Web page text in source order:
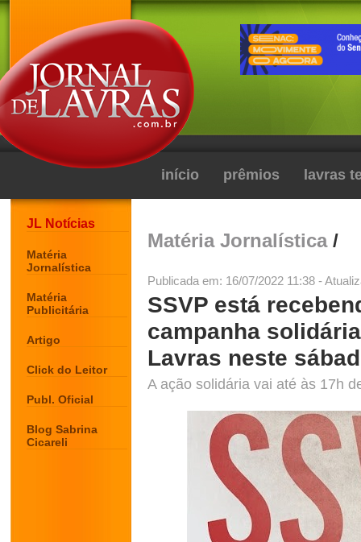
início prêmios lavras
JL Notícias
Matéria
Jornalística
Matéria
Publicitária
Artigo
Click do Leitor
Publ. Oficial
Blog Sabrina
Cicareli
Matéria Jornalística/
Publicada em: 16/07/2022 11:38 -
SSVP está
campanha
Lavras neste
A ação solidária vai até às 17h